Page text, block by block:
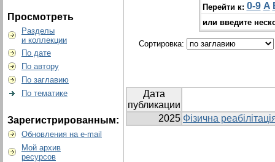
Просмотреть
Разделы
и коллекции
По дате
По автору
По заглавию
По тематике
Зарегистрированным:
Обновления на e-mail
Мой архив
ресурсов
Перейти к: 0-9 A
или введите
Сортировка:
Дата
публикации
2025 Фізична